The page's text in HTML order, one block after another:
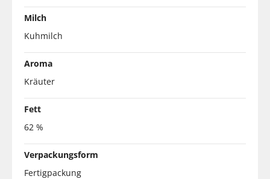
Milch
Kuhmilch
Aroma
Kräuter
Fett
62 %
Verpackungsform
Fertigpackung